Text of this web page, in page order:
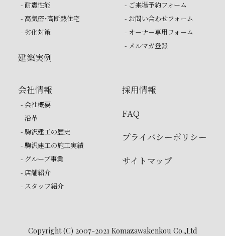
- 耐震性能
- 高気密・高断熱住宅
- 劣化対策
建築実例
- ご来場予約フォーム
- お問い合わせフォーム
- オーナー専用フォーム
- メルマガ登録
会社情報
- 会社概要
- 沿革
- 駒沢建工の歴史
- 駒沢建工の施工実績
- グループ事業
- 店舗紹介
- スタッフ紹介
採用情報
FAQ
プライバシーポリシー
サイトマップ
Copyright (C) 2007-2021 Komazawakenkou Co.,Ltd